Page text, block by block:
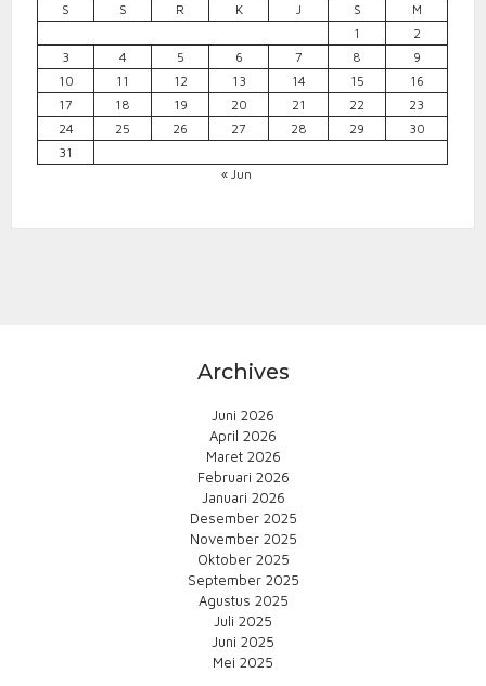
S
S R K J S
M
1
2
3
4 5 6 7 8
9
10
11 12 13 14 15
16
17
18 19 20 21 22
23
24
25 26 27 28 29
30
31
« Jun
Archives
Juni 2026
April 2026
Maret 2026
Februari 2026
Januari 2026
Desember 2025
November 2025
Oktober 2025
September 2025
Agustus 2025
Juli 2025
Juni 2025
Mei 2025